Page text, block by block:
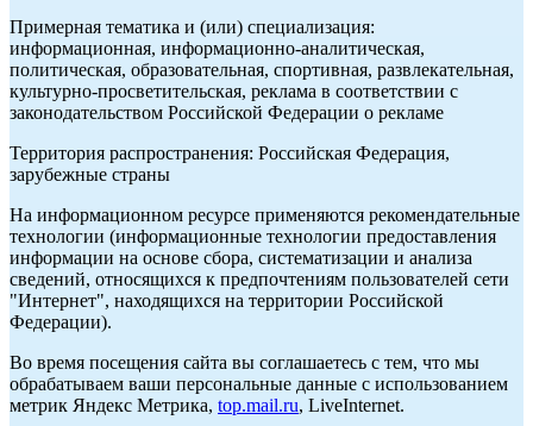
Примерная тематика и (или) специализация:
информационная, информационно-аналитическая,
политическая, образовательная, спортивная, развлекательная,
культурно-просветительская, реклама в соответствии с
законодательством Российской Федерации о рекламе
Территория распространения: Российская Федерация,
зарубежные страны
На информационном ресурсе применяются рекомендательные
технологии (информационные технологии предоставления
информации на основе сбора, систематизации и анализа
сведений, относящихся к предпочтениям пользователей сети
"Интернет", находящихся на территории Российской
Федерации).
Во время посещения сайта вы соглашаетесь с тем, что мы
обрабатываем ваши персональные данные с использованием
метрик Яндекс Метрика, top.mail.ru, LiveInternet.